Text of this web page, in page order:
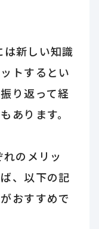
新しい知識
トするとい
り返って経
あります。
のメリッ
、以下の記
おすすめで